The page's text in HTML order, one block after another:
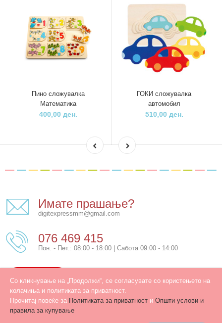
Со кликнување на „Продолжи“, се согласувате со користењето на
колачиња и политиката за приватност.
Прочитај повеќе за Политиката за приватност и Општи услови и
правила за купување
Пино сложувалка
Математика
400,00 ден.
ГОКИ сложувалка
автомобил
510,00 ден.
Имате прашање?
digitexpressmm@gmail.com
076 469 415
Пон. - Пет.: 08:00 - 18:00 | Сабота 09:00 - 14:00